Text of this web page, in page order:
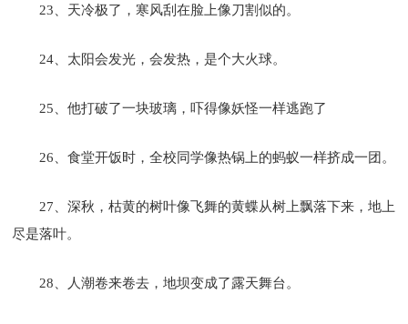
23、天冷极了，寒风刮在脸上像刀割似的。
24、太阳会发光，会发热，是个大火球。
25、他打破了一块玻璃，吓得像妖怪一样逃跑了
26、食堂开饭时，全校同学像热锅上的蚂蚁一样挤成一团。
27、深秋，枯黄的树叶像飞舞的黄蝶从树上飘落下来，地上
尽是落叶。
28、人潮卷来卷去，地坝变成了露天舞台。